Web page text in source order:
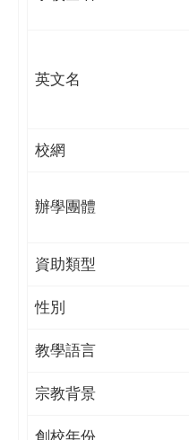
英文名
校網
辦學團體
資助類型
性別
教學語言
宗教背景